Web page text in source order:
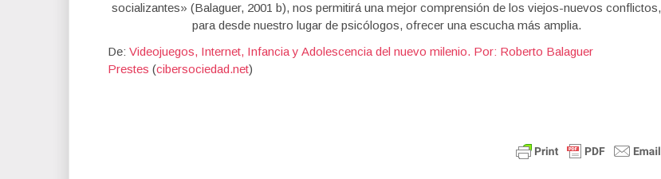
socializantes» (Balaguer, 2001 b), nos permitirá una mejor comprensión de los viejos-nuevos conflictos,
para desde nuestro lugar de psicólogos, ofrecer una escucha más amplia.
De: Videojuegos, Internet, Infancia y Adolescencia del nuevo milenio. Por: Roberto Balaguer
Prestes (cibersociedad.net)